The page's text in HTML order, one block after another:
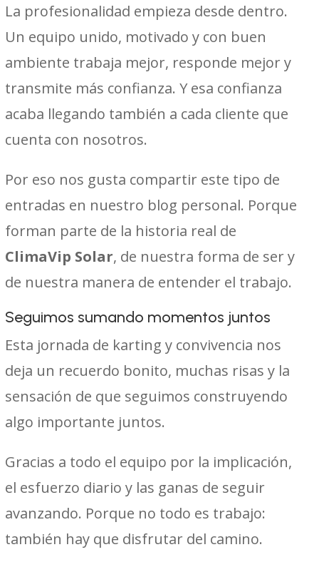
La profesionalidad empieza desde dentro.
Un equipo unido, motivado y con buen
ambiente trabaja mejor, responde mejor y
transmite más confianza. Y esa confianza
acaba llegando también a cada cliente que
cuenta con nosotros.
Por eso nos gusta compartir este tipo de
entradas en nuestro blog personal. Porque
forman parte de la historia real de
ClimaVip Solar, de nuestra forma de ser y
de nuestra manera de entender el trabajo.
Seguimos sumando momentos juntos
Esta jornada de karting y convivencia nos
deja un recuerdo bonito, muchas risas y la
sensación de que seguimos construyendo
algo importante juntos.
Gracias a todo el equipo por la implicación,
el esfuerzo diario y las ganas de seguir
avanzando. Porque no todo es trabajo:
también hay que disfrutar del camino.